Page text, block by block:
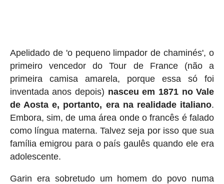
Apelidado de 'o pequeno limpador de chaminés', o
primeiro vencedor do Tour de France (não a
primeira camisa amarela, porque essa só foi
inventada anos depois) nasceu em 1871 no Vale
de Aosta e, portanto, era na realidade italiano.
Embora, sim, de uma área onde o francês é falado
como língua materna. Talvez seja por isso que sua
família emigrou para o país gaulês quando ele era
adolescente.
Garin era sobretudo um homem do povo numa